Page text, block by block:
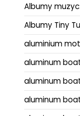
Albumy
Albumy Tiny
aluminium
aluminum
aluminum
aluminum